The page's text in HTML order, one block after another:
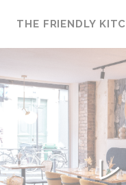
THE FRIENDLY